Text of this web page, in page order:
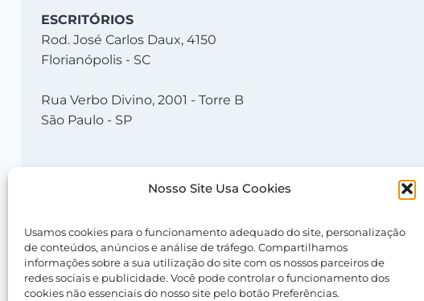
Nosso Site Usa Cookies
Usamos cookies para o funcionamento adequado do site, personalização
de conteúdos, anúncios e análise de tráfego. Compartilhamos
informações sobre a sua utilização do site com os nossos parceiros de
redes sociais e publicidade. Você pode controlar o funcionamento dos
cookies não essenciais do nosso site pelo botão Preferências.
ESCRITÓRIOS
Rod. José Carlos Daux, 4150
Florianópolis - SC
Rua Verbo Divino, 2001 - Torre B
São Paulo - SP
© 2026 Nevolus |Termos de Uso|Política de Privacidade